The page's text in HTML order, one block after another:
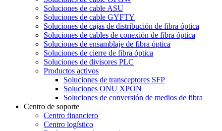
Soluciones de cable ASU
Soluciones de cable GYFTY
Soluciones de cajas de distribución de fibra óptica
Soluciones de cables de conexión de fibra óptica
Soluciones de ensamblaje de fibra óptica
Soluciones de cierre de fibra óptica
Soluciones de divisores PLC
Productos activos
Soluciones de transceptores SFP
Soluciones ONU XPON
Soluciones de conversión de medios de fibra
Centro de soporte
Centro financiero
Centro logístico